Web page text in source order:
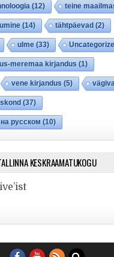
(12) teine
(14) tähtpäevad (2)
ulme (33)
meremaa kirjandus (1)
vene kirjandus (5)
(37)
русском (10)
KESKRAAMATUKOGU